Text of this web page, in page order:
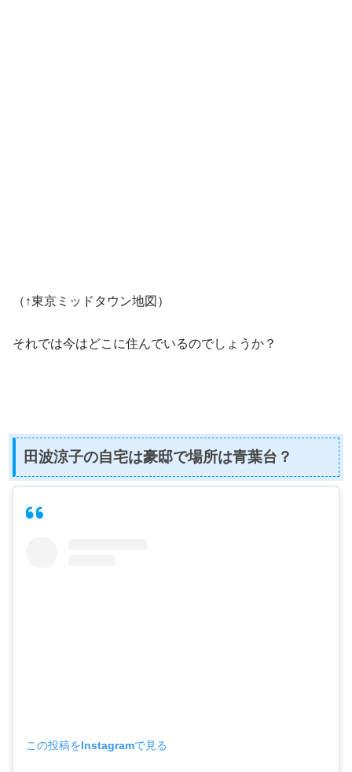
（↑東京ミッドタウン地図）
それでは今はどこに住んでいるのでしょうか？
田波涼子の自宅は豪邸で場所は青葉台？
この投稿をInstagramで見る